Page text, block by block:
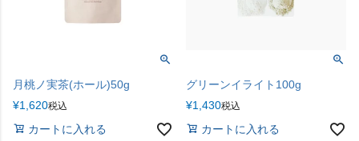
月桃ノ実茶(ホール)50g
¥1,620税込
カートに入れる
グリーンイライト100g
¥1,430税込
カートに入れる